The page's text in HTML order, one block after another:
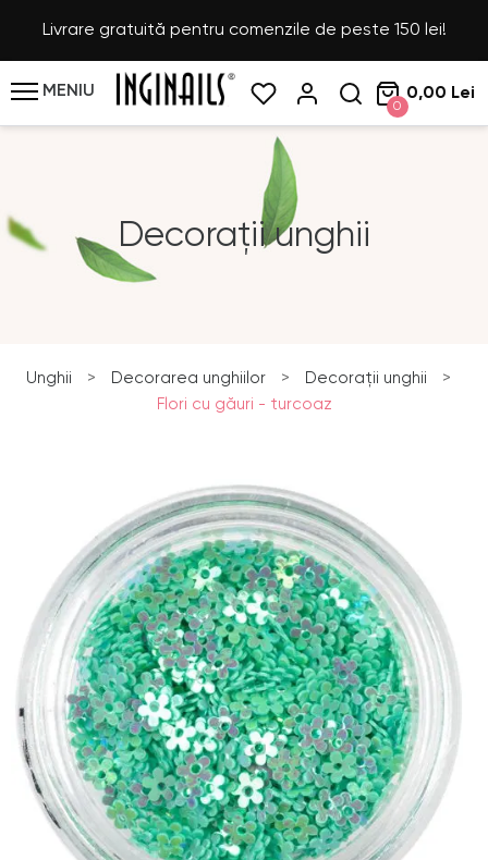
Livrare gratuită pentru comenzile de peste 150 lei!
MENIU
0
0,00 Lei
Decorații unghii
Unghii > Decorarea unghiilor > Decorații unghii
>
Flori cu găuri - turcoaz